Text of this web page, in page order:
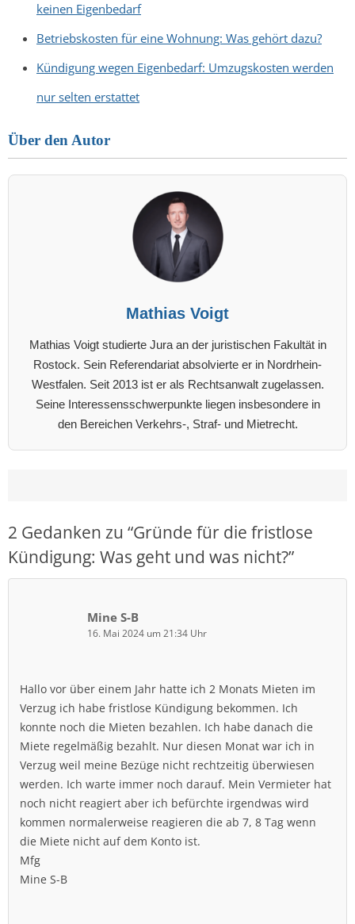
keinen Eigenbedarf
Betriebskosten für eine Wohnung: Was gehört dazu?
Kündigung wegen Eigenbedarf: Umzugskosten werden
nur selten erstattet
Über den Autor
Mathias Voigt
Mathias Voigt studierte Jura an der juristischen Fakultät in
Rostock. Sein Referendariat absolvierte er in Nordrhein-
Westfalen. Seit 2013 ist er als Rechtsanwalt zugelassen.
Seine Interessensschwerpunkte liegen insbesondere in
den Bereichen Verkehrs-, Straf- und Mietrecht.
2 Gedanken zu “Gründe für die fristlose
Kündigung: Was geht und was nicht?”
Mine S-B
16. Mai 2024 um 21:34 Uhr
Hallo vor über einem Jahr hatte ich 2 Monats Mieten im
Verzug ich habe fristlose Kündigung bekommen. Ich
konnte noch die Mieten bezahlen. Ich habe danach die
Miete regelmäßig bezahlt. Nur diesen Monat war ich in
Verzug weil meine Bezüge nicht rechtzeitig überwiesen
werden. Ich warte immer noch darauf. Mein Vermieter hat
noch nicht reagiert aber ich befürchte irgendwas wird
kommen normalerweise reagieren die ab 7, 8 Tag wenn
die Miete nicht auf dem Konto ist.
Mfg
Mine S-B